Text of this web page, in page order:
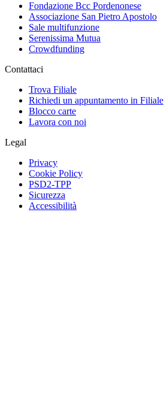
Fondazione Bcc Pordenonese
Associazione San Pietro Apostolo
Sale multifunzione
Serenissima Mutua
Crowdfunding
Contattaci
Trova Filiale
Richiedi un appuntamento in Filiale
Blocco carte
Lavora con noi
Legal
Privacy
Cookie Policy
PSD2-TPP
Sicurezza
Accessibilità